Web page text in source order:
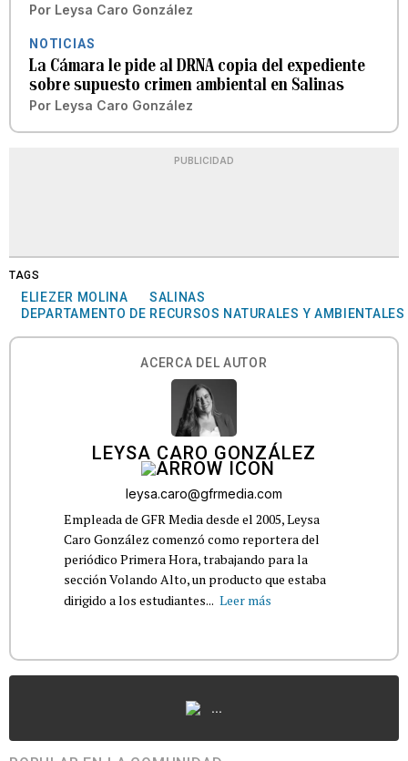
Por Leysa Caro González
NOTICIAS
La Cámara le pide al DRNA copia del expediente
sobre supuesto crimen ambiental en Salinas
Por Leysa Caro González
PUBLICIDAD
TAGS
ELIEZER MOLINA
SALINAS
DEPARTAMENTO DE RECURSOS NATURALES Y AMBIENTALES
ACERCA DEL AUTOR
LEYSA CARO GONZÁLEZ
leysa.caro@gfrmedia.com
Empleada de GFR Media desde el 2005, Leysa
Caro González comenzó como reportera del
periódico Primera Hora, trabajando para la
sección Volando Alto, un producto que estaba
dirigido a los estudiantes... Leer más
...